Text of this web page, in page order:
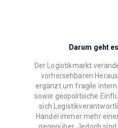
Darum geht
Der Logistikmarkt
vorhersehbaren
ergänzt um fragile
sowie geopolitische
sich
Handel immer mehr